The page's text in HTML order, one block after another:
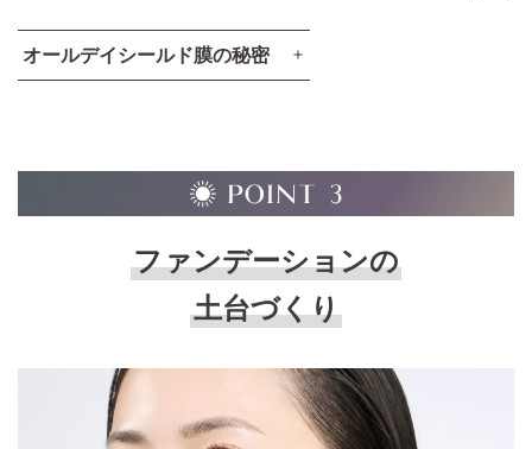
オールデイシールド膜の秘密
ファンデーションの
土台づくり